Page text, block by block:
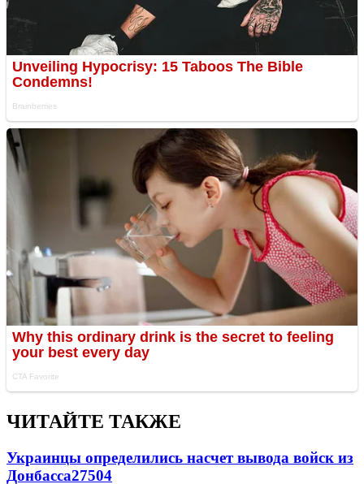
ЧИТАЙТЕ ТАКЖЕ
Украинцы определились насчет вывода войск из
Донбасса27504